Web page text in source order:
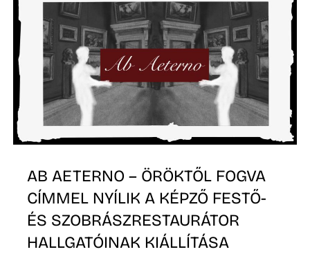
AB AETERNO – ÖRÖKTŐL FOGVA
CÍMMEL NYÍLIK A KÉPZŐ FESTŐ-
ÉS SZOBRÁSZRESTAURÁTOR
HALLGATÓINAK KIÁLLÍTÁSA